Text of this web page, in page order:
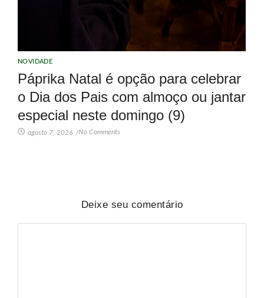
NOVIDADE
Páprika Natal é opção para celebrar
o Dia dos Pais com almoço ou jantar
especial neste domingo (9)
agosto 7, 2026 /No Comments
Deixe seu comentário